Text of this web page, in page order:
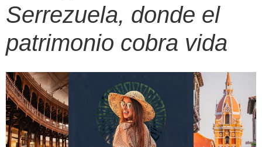
Serrezuela, donde el
patrimonio cobra vida